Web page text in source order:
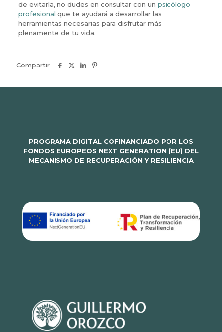
de evitarla, no dudes en consultar con un psicólogo
profesional que te ayudará a desarrollar las
herramientas necesarias para disfrutar más
plenamente de tu vida.
Compartir
PROGRAMA DIGITAL COFINANCIADO POR LOS
FONDOS EUROPEOS NEXT GENERATION (EU) DEL
MECANISMO DE RECUPERACIÓN Y RESILIENCIA